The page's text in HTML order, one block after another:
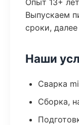
Опыт 13+
Выпускаем
сроки,
Наши
Сварка
Сборка,